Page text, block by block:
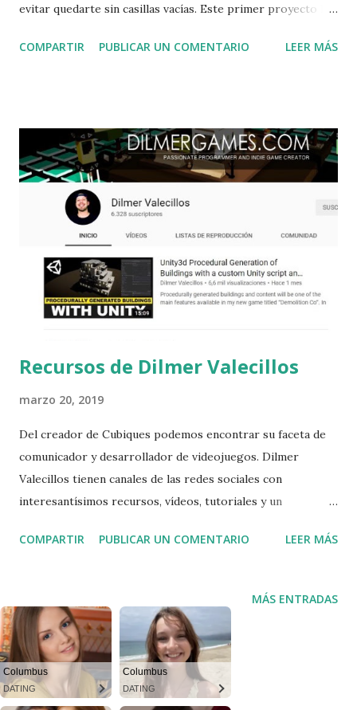
evitar quedarte sin casillas vacías. Este primer proyecto lo
rehacerlo de nuevo pero usando Unity y aprovechar
todo: gestión de tableros, Drag and Drop, ficheros de
apoyo, publicidad, remarketing, partículas, etc. Si os
interesa algún apartado en concreto no tengo
inconveniente de explicar cómo está hecho para aquellos
que tengan curiosidad o si queréis saber algún tema. Os leo
en vuestros comentarios.
COMPARTIR PUBLICAR UN COMENTARIO LEER MÁS
Recursos de Dilmer Valecillos
marzo 20, 2019
Del creador de Cubiques podemos encontrar su faceta de
comunicador y desarrollador de videojuegos. Dilmer
Valecillos tienen canales de las redes sociales con
interesantísimos recursos, vídeos, tutoriales y un
administrador de un canal activo sobre desarrollo de
aquellos que queréis estar siempre al día en las novedades
de Unity y buscáis interesantes tutoriales os recomiendo
que le deis una oportunidad. Datos Página web :
https://www.dilmergames.com/blog/ Twitter :
https://twitter.com/Dilmerv Facebook :
https://www.facebook.com/dilmer.valecillos.9 Youtube :
COMPARTIR PUBLICAR UN COMENTARIO LEER MÁS
MÁS ENTRADAS
Columbus
DATING
Columbus
DATING